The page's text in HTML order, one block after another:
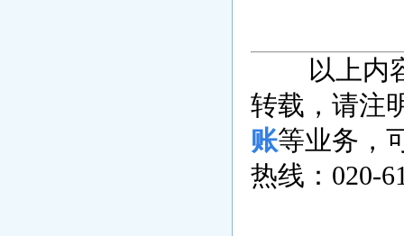
以上内
转载，请注
账等业务，
热线：020-